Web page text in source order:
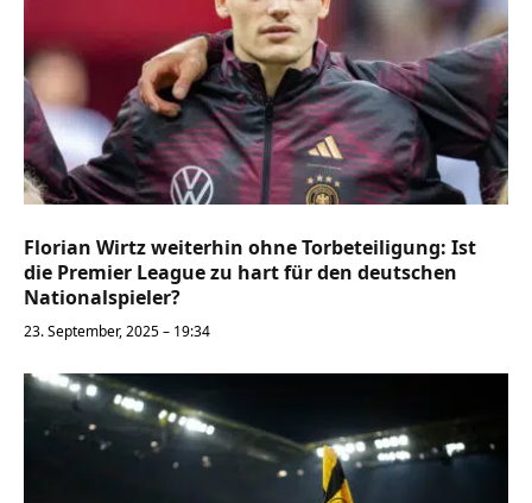
Florian Wirtz weiterhin ohne Torbeteiligung: Ist
die Premier League zu hart für den deutschen
Nationalspieler?
23. September, 2025 – 19:34